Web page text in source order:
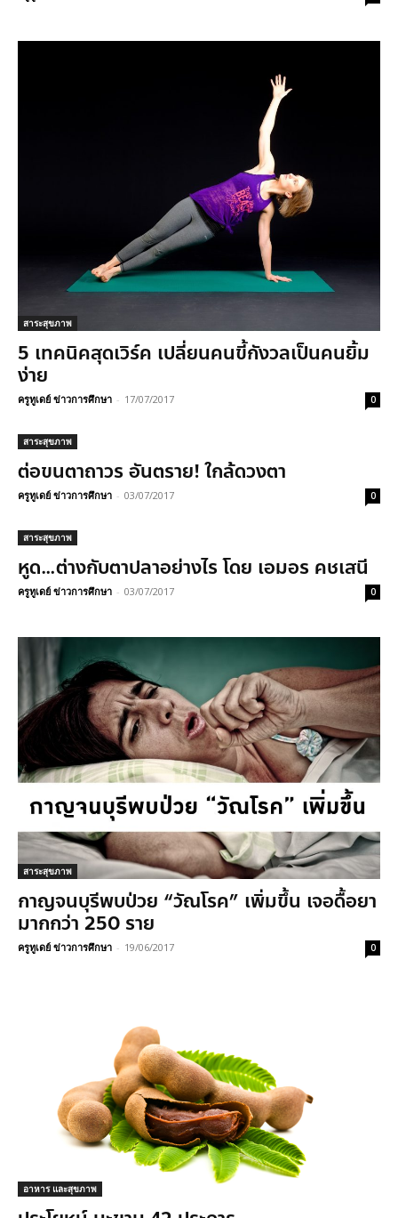
สาระสุขภาพ
5 เทคนิคสุดเวิร์ค เปลี่ยนคนขี้กังวลเป็นคนยิ้ม
ง่าย
ครูทูเดย์ ข่าวการศึกษา - 17/07/2017 0
สาระสุขภาพ
ต่อขนตาถาวร อันตราย! ใกล้ดวงตา
ครูทูเดย์ ข่าวการศึกษา - 03/07/2017 0
สาระสุขภาพ
หูด…ต่างกับตาปลาอย่างไร โดย เอมอร คชเสนี
ครูทูเดย์ ข่าวการศึกษา - 03/07/2017 0
สาระสุขภาพ
กาญจนบุรีพบป่วย “วัณโรค” เพิ่มขึ้น เจอดื้อยา
มากกว่า 250 ราย
ครูทูเดย์ ข่าวการศึกษา - 19/06/2017 0
อาหาร และสุขภาพ